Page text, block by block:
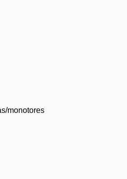
monotores